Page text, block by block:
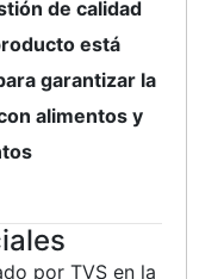
de calidad
está
garantizar la
alimentos y
por TVS en la